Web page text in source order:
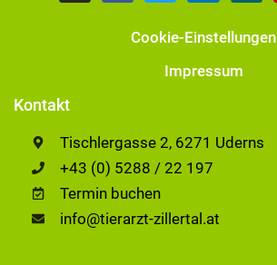
Cookie-Einstellungen
Impressum
Kontakt
Tischlergasse 2, 6271 Uderns
+43 (0) 5288 / 22 197
Termin buchen
info@tierarzt-zillertal.at